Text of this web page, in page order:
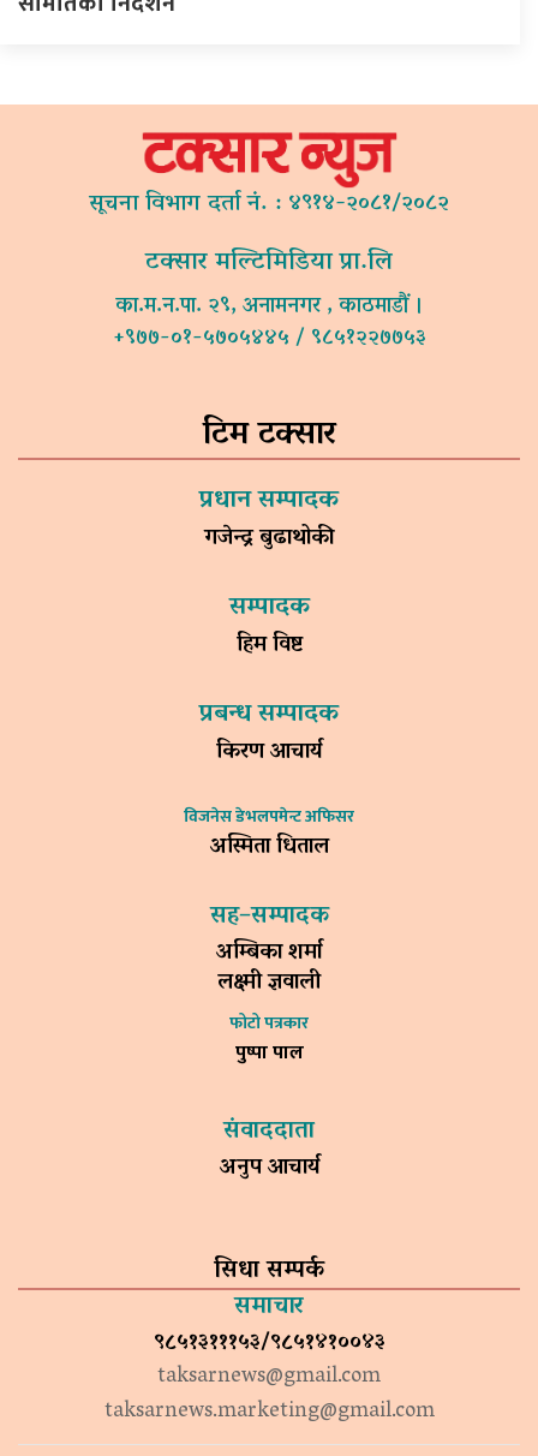
सूचना विभाग दर्ता नं. : ४९१४-२०८१/२०८२
टक्सार मल्टिमिडिया प्रा.लि
का.म.न.पा. २९, अनामनगर , काठमाडौं ।
+९७७-०१-५७०५४४५ / ९८५१२२७७५३
टिम टक्सार
प्रधान सम्पादक
गजेन्द्र बुढाथोकी
सम्पादक
हिम विष्ट
प्रबन्ध सम्पादक
किरण आचार्य
विजनेस डेभलपमेन्ट अफिसर
अस्मिता धिताल
सह–सम्पादक
अम्बिका शर्मा
लक्ष्मी ज्ञवाली
फोटो पत्रकार
पुष्पा पाल
संवाददाता
अनुप आचार्य
सिधा सम्पर्क
समाचार
९८५१३१११५३/९८५१४१००४३
taksarnews@gmail.com
taksarnews.marketing@gmail.com